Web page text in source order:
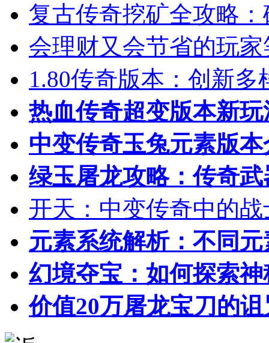
复古传奇挖矿全攻略
会理财又会节省的玩
1.80传奇版本：创新多
热血传奇超变版本新
中变传奇玉兔元素版
绿玉屠龙攻略：传奇
开天：中变传奇中的
元素系统解析：不同
幻境夺宝：如何探索
价值20万屠龙宝刀的